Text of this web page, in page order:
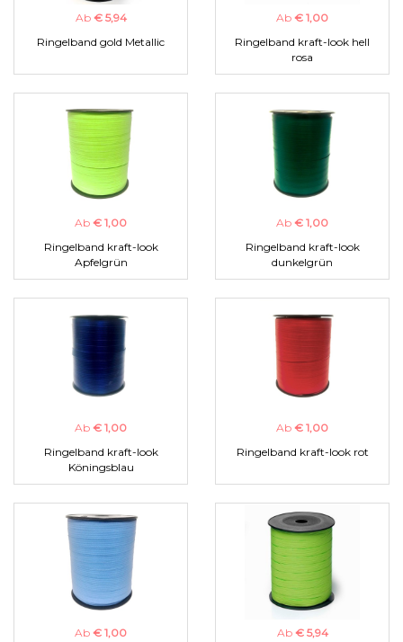
Ab € 5,94
Ringelband gold Metallic
Ab € 1,00
Ringelband kraft-look hell
rosa
Ab € 1,00
Ringelband kraft-look
Apfelgrün
Ab € 1,00
Ringelband kraft-look
dunkelgrün
Ab € 1,00
Ringelband kraft-look
Köningsblau
Ab € 1,00
Ringelband kraft-look rot
Ab € 1,00 Ab € 5,94